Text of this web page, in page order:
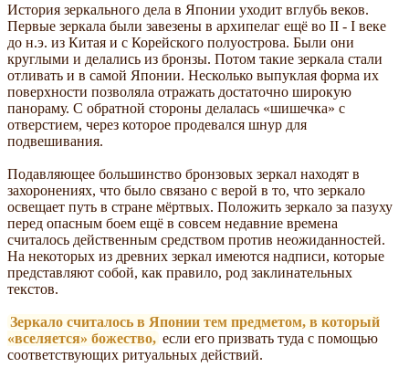
История зеркального дела в Японии уходит вглубь веков.
Первые зеркала были завезены в архипелаг ещё во II - I веке
до н.э. из Китая и с Корейского полуострова. Были они
круглыми и делались из бронзы. Потом такие зеркала стали
отливать и в самой Японии. Несколько выпуклая форма их
поверхности позволяла отражать достаточно широкую
панораму. С обратной стороны делалась «шишечка» с
отверстием, через которое продевался шнур для
подвешивания.
Подавляющее большинство бронзовых зеркал находят в
захоронениях, что было связано с верой в то, что зеркало
освещает путь в стране мёртвых. Положить зеркало за пазуху
перед опасным боем ещё в совсем недавние времена
считалось действенным средством против неожиданностей.
На некоторых из древних зеркал имеются надписи, которые
представляют собой, как правило, род заклинательных
текстов.
Зеркало считалось в Японии тем предметом, в который
«вселяется» божество, если его призвать туда с помощью
соответствующих ритуальных действий.